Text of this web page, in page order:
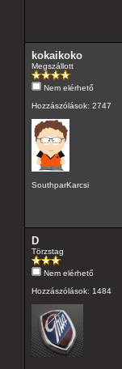
kokaikoko
Megszállott
Nem elérhető
Hozzászólások: 2747
SouthparKarcsi
D
Törzstag
Nem elérhető
Hozzászólások: 1484